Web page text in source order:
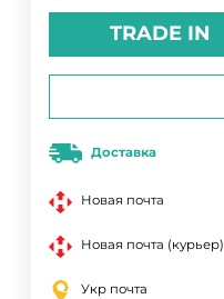
TRADE IN
Доставка
Новая почта
Новая почта (курьер)
Укр почта